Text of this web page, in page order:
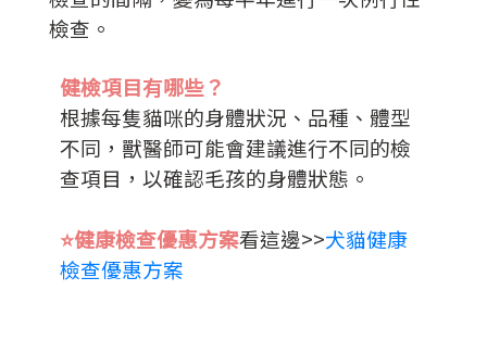
檢查。
健檢項目有哪些？
根據每隻貓咪的身體狀況、品種、體型
不同，獸醫師可能會建議進行不同的檢
查項目 ，以確認毛孩的身體狀態。
⭐️健康檢查優惠方案看這邊>>犬貓健康
檢查優惠方案